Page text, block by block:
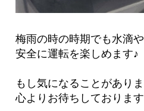
梅雨の時の時期でも水滴
安全に運転を楽しめます♪
もし気になることがあり
心よりお待ちしております